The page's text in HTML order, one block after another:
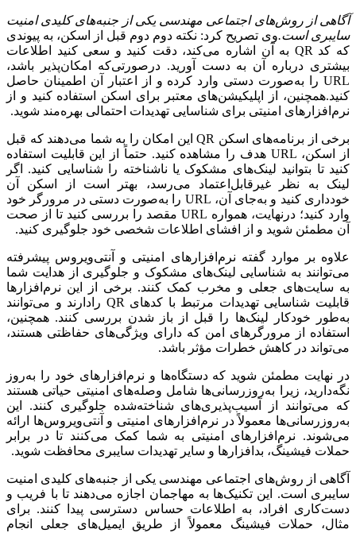
آگاهی‌ از روش‌های اجتماعی مهندسی یکی از جنبه‌های کلیدی امنیت
سایبری است.وی تصریح کرد: نکته دوم دوم قبل از اسکن، به پیوندی
که کد QR به آن اشاره می‌کند، دقت کنید و سعی کنید اطلاعات
بیشتری درباره آن به دست آورید. درصورتی‌که امکان‌پذیر باشد،
URL را به‌صورت دستی وارد کرده و از اعتبار آن اطمینان حاصل
کنید.همچنین، از اپلیکیشن‌های معتبر برای اسکن استفاده کنید و از
نرم‌افزارهای امنیتی برای شناسایی تهدیدات احتمالی بهره‌مند شوید.
برخی از برنامه‌های اسکن QR این امکان را به شما می‌دهند که قبل
از اسکن، URL هدف را مشاهده کنید. حتماً از این قابلیت استفاده
کنید تا بتوانید لینک‌های مشکوک یا ناشناخته را شناسایی کنید. اگر
لینک به نظر غیرقابل‌اعتماد می‌رسد، بهتر است از اسکن آن
خودداری کنید و به‌جای آن، URL را به‌صورت دستی در مرورگر خود
وارد کنید؛ درنهایت، همواره URL مقصد را بررسی کنید تا از صحت
آن مطمئن شوید و از افشای اطلاعات شخصی خود جلوگیری کنید.
علاوه بر موارد گفته نرم‌افزارهای امنیتی و آنتی‌ویروس پیشرفته
می‌توانند به شناسایی لینک‌های مشکوک و جلوگیری از هدایت شما
به سایت‌های جعلی و مخرب کمک کنند. برخی از این نرم‌افزارها
قابلیت شناسایی تهدیدات مرتبط با کدهای QR رادارند و می‌توانند
به‌طور خودکار لینک‌ها را قبل از باز شدن بررسی کنند. همچنین،
استفاده از مرورگرهای امن که دارای ویژگی‌های حفاظتی هستند،
می‌تواند در کاهش خطرات مؤثر باشد.
در نهایت مطمئن شوید که دستگاه‌ها و نرم‌افزارهای خود را به‌روز
نگه‌دارید، زیرا به‌روزرسانی‌ها شامل وصله‌های امنیتی حیاتی هستند
که می‌توانند از آسیب‌پذیری‌های شناخته‌شده جلوگیری کنند. این
به‌روزرسانی‌ها معمولاً در نرم‌افزارهای امنیتی و آنتی‌ویروس‌ها ارائه
می‌شوند. نرم‌افزارهای امنیتی به شما کمک می‌کنند تا در برابر
حملات فیشینگ، بدافزارها و سایر تهدیدات سایبری محافظت شوید.
آگاهی از روش‌های اجتماعی مهندسی یکی از جنبه‌های کلیدی امنیت
سایبری است. این تکنیک‌ها به مهاجمان اجازه می‌دهند تا با فریب و
دست‌کاری افراد، به اطلاعات حساس دسترسی پیدا کنند. برای
مثال، حملات فیشینگ معمولاً از طریق ایمیل‌های جعلی انجام